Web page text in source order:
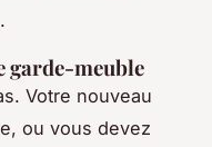
garde-meuble
Votre nouveau
ou vous devez